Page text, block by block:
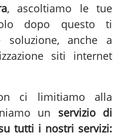
, ascoltiamo le tue
dopo questo ti
soluzione, anche a
siti internet
ci limitiamo alla
un servizio di
tutti i nostri servizi: